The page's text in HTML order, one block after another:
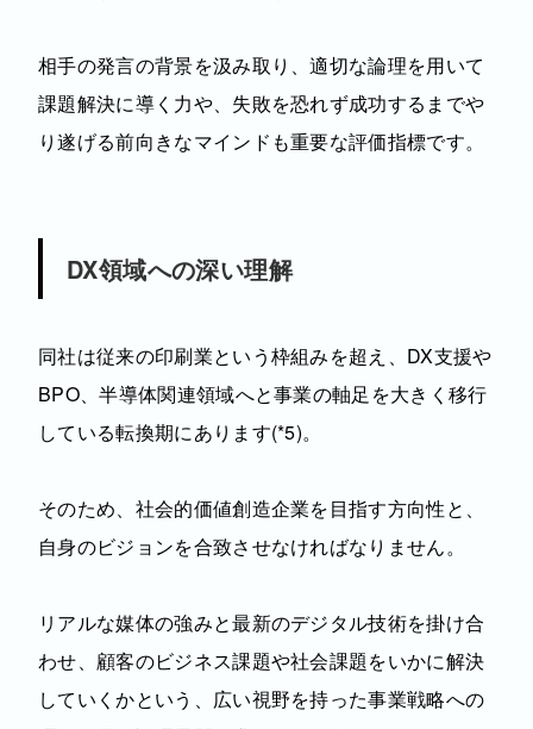
相手の発言の背景を汲み取り、適切な論理を用いて
課題解決に導く力や、失敗を恐れず成功するまでや
り遂げる前向きなマインドも重要な評価指標です。
DX領域への深い理解
同社は従来の印刷業という枠組みを超え、DX支援や
BPO、半導体関連領域へと事業の軸足を大きく移行
している転換期にあります(*5)。
そのため、社会的価値創造企業を目指す方向性と、
自身のビジョンを合致させなければなりません。
リアルな媒体の強みと最新のデジタル技術を掛け合
わせ、顧客のビジネス課題や社会課題をいかに解決
していくかという、広い視野を持った事業戦略への